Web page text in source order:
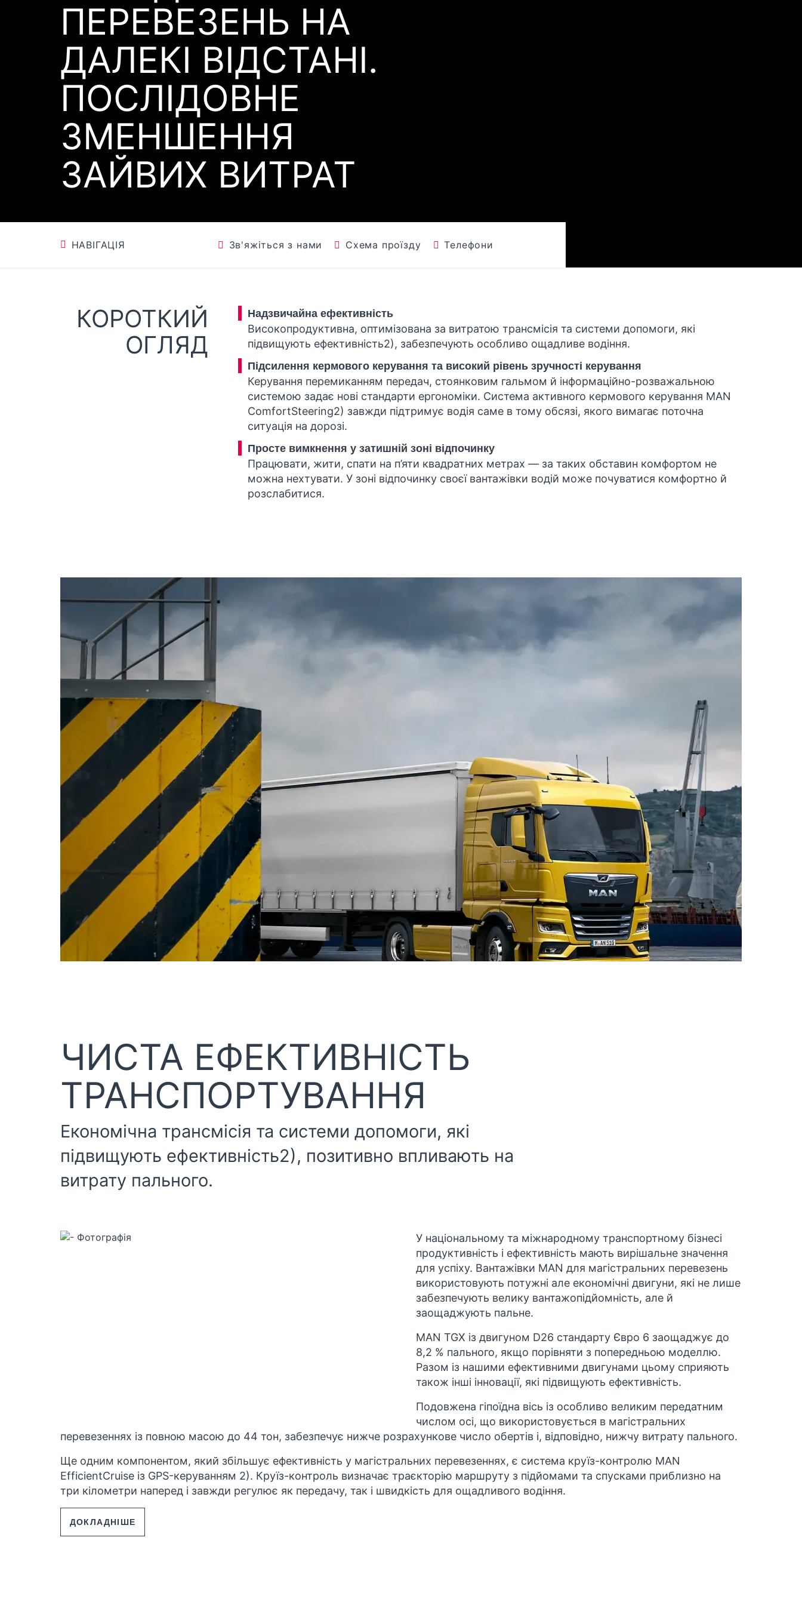
ПЕРЕВЕЗЕНЬ НА
ДАЛЕКІ ВІДСТАНІ.
ПОСЛІДОВНЕ
ЗМЕНШЕННЯ
ЗАЙВИХ ВИТРАТ
НАВІГАЦІЯ Зв'яжіться з нами Схема проїзду Телефони
КОРОТКИЙ
ОГЛЯД
Надзвичайна ефективність
Високопродуктивна, оптимізована за витратою трансмісія та системи допомоги, які
підвищують ефективність2), забезпечують особливо ощадливе водіння.
Підсилення кермового керування та високий рівень зручності керування
Керування перемиканням передач, стоянковим гальмом й інформаційно-розважальною
системою задає нові стандарти ергономіки. Система активного кермового керування MAN
ComfortSteering2) завжди підтримує водія саме в тому обсязі, якого вимагає поточна
ситуація на дорозі.
Просте вимкнення у затишній зоні відпочинку
Працювати, жити, спати на п’яти квадратних метрах — за таких обставин комфортом не
можна нехтувати. У зоні відпочинку своєї вантажівки водій може почуватися комфортно й
розслабитися.
ЧИСТА ЕФЕКТИВНІСТЬ
ТРАНСПОРТУВАННЯ
Економічна трансмісія та системи допомоги, які
підвищують ефективність2), позитивно впливають на
витрату пального.
У національному та міжнародному транспортному бізнесі
продуктивність і ефективність мають вирішальне значення
для успіху. Вантажівки MAN для магістральних перевезень
використовують потужні але економічні двигуни, які не лише
забезпечують велику вантажопідйомність, але й
заощаджують пальне.
MAN TGX іздвигуном D26 стандарту Євро 6 заощаджує до
8,2 % пального, якщо порівняти з попередньою моделлю.
Разом із нашими ефективними двигунами цьому сприяють
також інші інновації, які підвищують ефективність.
Подовжена гіпоїдна вісь із особливо великим передатним
числом осі, що використовується в магістральних
перевезеннях із повною масою до 44 тон, забезпечує нижче розрахункове число обертів і, відповідно, нижчу витрату пального.
Ще одним компонентом, який збільшує ефективність у магістральних перевезеннях, є система круїз-контролю MAN
EfficientCruise із GPS-керуванням 2). Круїз-контроль визначає траєкторію маршруту з підйомами та спусками приблизно на
три кілометри наперед і завжди регулює як передачу, так і швидкість для ощадливого водіння.
ДОКЛАДНІШЕ